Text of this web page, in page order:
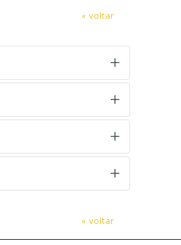
« voltar
« voltar